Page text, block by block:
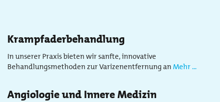
Krampfaderbehandlung
In unserer Praxis bieten wir sanfte, innovative
Behandlungsmethoden zur Varizenentfernung an Mehr ...
Angiologie und Innere Medizin